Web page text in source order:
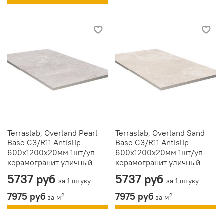
Terraslab, Overland Pearl
Base C3/R11 Antislip
600х1200х20мм 1шт/уп -
керамогранит уличный
5737 руб за 1 штуку
7975 руб за м2
Terraslab, Overland Sand
Base C3/R11 Antislip
600х1200х20мм 1шт/уп -
керамогранит уличный
5737 руб за 1 штуку
7975 руб за м2